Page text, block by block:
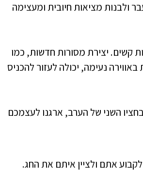
מציאות חיובית ומעצימה
קשים. יצירת מסורות חדשות, כמו
נעימה, יכולה לעזור להכניס
השני של הערב, ארגנו לעצמכם
אתם ולציין איתם את החג.